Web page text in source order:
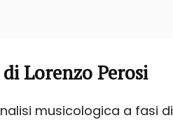
Lorenzo Perosi
musicologica a fasi di